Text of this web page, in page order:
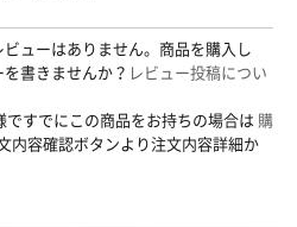
ューはありません。商品を購入し
書きませんか？ レビュー投稿につい
ですでにこの商品をお持ちの場合は 購
内容確認ボタンより注文内容詳細か